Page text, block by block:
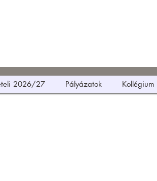
2026/27 Pályázatok Kollégium